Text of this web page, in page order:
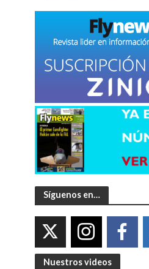
Síguenos en…
Nuestros videos